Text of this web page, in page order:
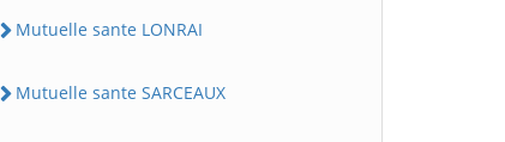
Mutuelle sante LONRAI
Mutuelle sante SARCEAUX